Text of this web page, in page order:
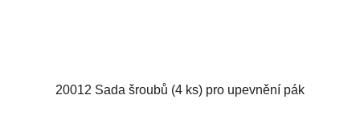
20012 Sada šroubů (4 ks) pro upevnění pák